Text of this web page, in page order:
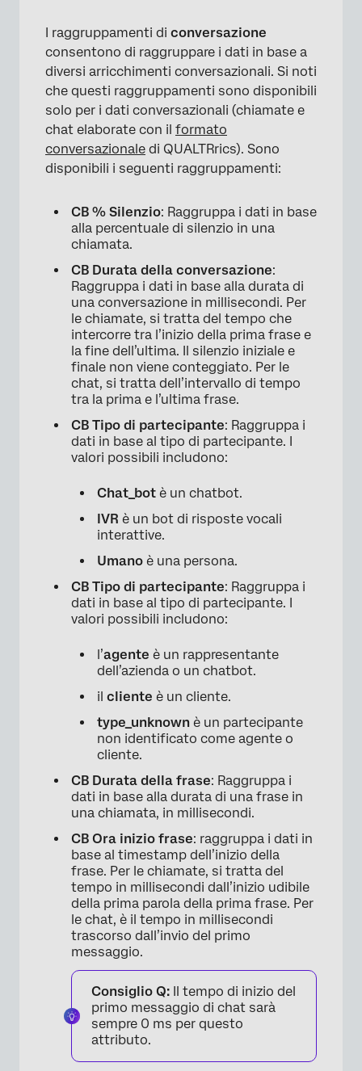
I raggruppamenti di conversazione
consentono di raggruppare i dati in base a
diversi arricchimenti conversazionali. Si noti
che questi raggruppamenti sono disponibili
solo per i dati conversazionali (chiamate e
chat elaborate con il formato
conversazionale di QUALTRrics). Sono
disponibili i seguenti raggruppamenti:
CB % Silenzio: Raggruppa i dati in base
alla percentuale di silenzio in una
chiamata.
CB Durata della conversazione:
Raggruppa i dati in base alla durata di
una conversazione in millisecondi. Per
le chiamate, si tratta del tempo che
intercorre tra l’inizio della prima frase e
la fine dell’ultima. Il silenzio iniziale e
finale non viene conteggiato. Per le
chat, si tratta dell’intervallo di tempo
tra la prima e l’ultima frase.
CB Tipo di partecipante: Raggruppa i
dati in base al tipo di partecipante. I
valori possibili includono:
Chat_bot è un chatbot.
IVR è un bot di risposte vocali
interattive.
Umano è una persona.
CB Tipo di partecipante: Raggruppa i
dati in base al tipo di partecipante. I
valori possibili includono:
l’agente è un rappresentante
dell’azienda o un chatbot.
il cliente è un cliente.
type_unknown è un partecipante
non identificato come agente o
cliente.
CB Durata della frase: Raggruppa i
dati in base alla durata di una frase in
una chiamata, in millisecondi.
CB Ora inizio frase: raggruppa i dati in
base al timestamp dell’inizio della
frase. Per le chiamate, si tratta del
tempo in millisecondi dall’inizio udibile
della prima parola della prima frase. Per
le chat, è il tempo in millisecondi
trascorso dall’invio del primo
messaggio.
Consiglio Q: Il tempo di inizio del
primo messaggio di chat sarà
sempre 0 ms per questo
attributo.